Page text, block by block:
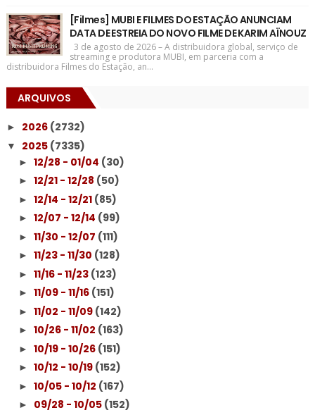
[Filmes] MUBI E FILMES DO ESTAÇÃO ANUNCIAM
DATA DE ESTREIA DO NOVO FILME DE KARIM AÏNOUZ
3 de agosto de 2026 – A distribuidora global, serviço de
streaming e produtora MUBI, em parceria com a
distribuidora Filmes do Estação, an...
ARQUIVOS
► 2026 (2732)
▼ 2025 (7335)
► 12/28 - 01/04 (30)
► 12/21 - 12/28 (50)
► 12/14 - 12/21 (85)
► 12/07 - 12/14 (99)
► 11/30 - 12/07 (111)
► 11/23 - 11/30 (128)
► 11/16 - 11/23 (123)
► 11/09 - 11/16 (151)
► 11/02 - 11/09 (142)
► 10/26 - 11/02 (163)
► 10/19 - 10/26 (151)
► 10/12 - 10/19 (152)
► 10/05 - 10/12 (167)
► 09/28 - 10/05 (152)